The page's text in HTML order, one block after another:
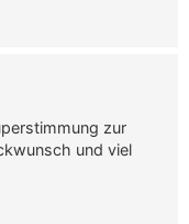
zur
und viel